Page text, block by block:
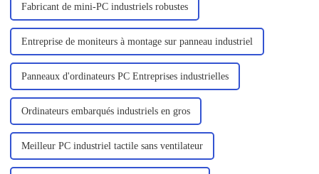
Fabricant de mini-PC industriels robustes
Entreprise de moniteurs à montage sur panneau industriel
Panneaux d'ordinateurs PC Entreprises industrielles
Ordinateurs embarqués industriels en gros
Meilleur PC industriel tactile sans ventilateur